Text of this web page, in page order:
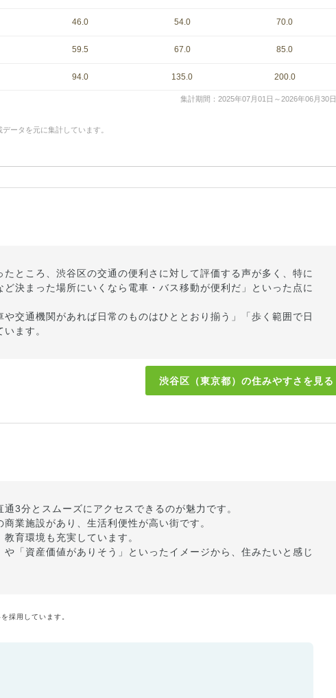
46.0 54.0 70.0
59.5 67.0 85.0
94.0 135.0 200.0
集計期間：2025年07月01日～2026年06月30日
ータを元に集計しています。
ところ、渋谷区の交通の便利さに対して評価する声が多く、特に
決まった場所にいくなら電車・バス移動が便利だ」といった点に
交通機関があれば日常のものはひととおり揃う」「歩く範囲で日
ます。
渋谷区（東京都）の住みやすさを見る
3分とスムーズにアクセスできるのが魅力です。
業施設があり、生活利便性が高い街です。
育環境も充実しています。
「資産価値がありそう」といったイメージから、住みたいと感じ
採用しています。